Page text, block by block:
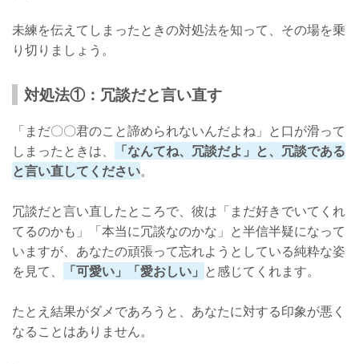
未練を伝えてしまったときの対処法を知って、その場を乗
り切りましょう。
対処法①：冗談だと言い直す
「まだ〇〇君のこと諦められないんだよね」と口が滑って
しまったときは、
「なんてね、冗談だよ」と、冗談である
と言い直してください。
冗談だと言い直したところで、彼は「まだ好きでいてくれ
てるのかも」「本当に冗談なのかな」と半信半疑になって
いますが、あなたの頑張って忘れようとしている純粋な姿
を見て、
「可愛い」「愛おしい」 と感じてくれます。
たとえ結果がダメであろうと、あなたに対する印象が悪く
なることはありません。